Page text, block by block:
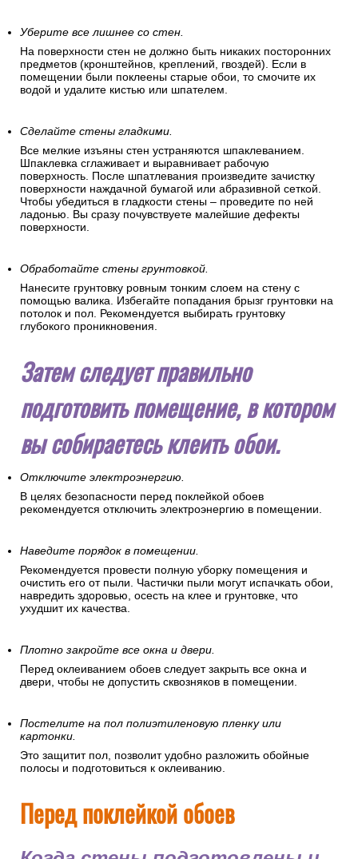
Уберите все лишнее со стен.
На поверхности стен не должно быть никаких посторонних
предметов (кронштейнов, креплений, гвоздей). Если в
помещении были поклеены старые обои, то смочите их
водой и удалите кистью или шпателем.
Сделайте стены гладкими.
Все мелкие изъяны стен устраняются шпаклеванием.
Шпаклевка сглаживает и выравнивает рабочую
поверхность. После шпатлевания произведите зачистку
поверхности наждачной бумагой или абразивной сеткой.
Чтобы убедиться в гладкости стены – проведите по ней
ладонью. Вы сразу почувствуете малейшие дефекты
поверхности.
Обработайте стены грунтовкой.
Нанесите грунтовку ровным тонким слоем на стену с
помощью валика. Избегайте попадания брызг грунтовки на
потолок и пол. Рекомендуется выбирать грунтовку
глубокого проникновения.
Затем следует правильно
подготовить помещение, в котором
вы собираетесь клеить обои.
Отключите электроэнергию.
В целях безопасности перед поклейкой обоев
рекомендуется отключить электроэнергию в помещении.
Наведите порядок в помещении.
Рекомендуется провести полную уборку помещения и
очистить его от пыли. Частички пыли могут испачкать обои,
навредить здоровью, осесть на клее и грунтовке, что
ухудшит их качества.
Плотно закройте все окна и двери.
Перед оклеиванием обоев следует закрыть все окна и
двери, чтобы не допустить сквозняков в помещении.
Постелите на пол полиэтиленовую пленку или
картонки.
Это защитит пол, позволит удобно разложить обойные
полосы и подготовиться к оклеиванию.
Перед поклейкой обоев